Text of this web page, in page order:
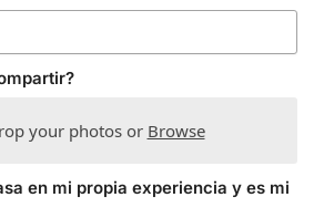
your photos or Browse
en mi propia experiencia y es mi